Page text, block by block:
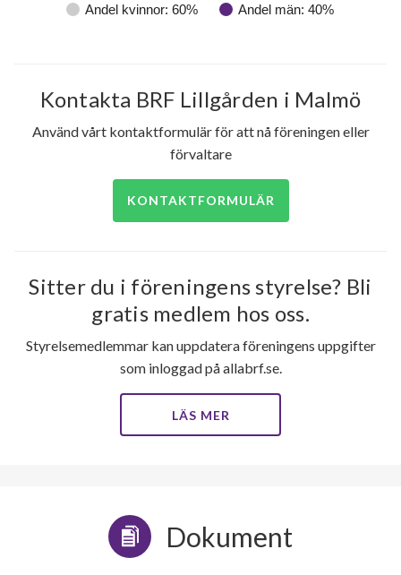
Andel kvinnor: 60% Andel män: 40%
Kontakta BRF Lillgården i Malmö
Använd vårt kontaktformulär för att nå föreningen eller
förvaltare
KONTAKTFORMULÄR
Sitter du i föreningens styrelse? Bli
gratis medlem hos oss.
Styrelsemedlemmar kan uppdatera föreningens uppgifter
som inloggad på allabrf.se.
LÄS MER
Dokument